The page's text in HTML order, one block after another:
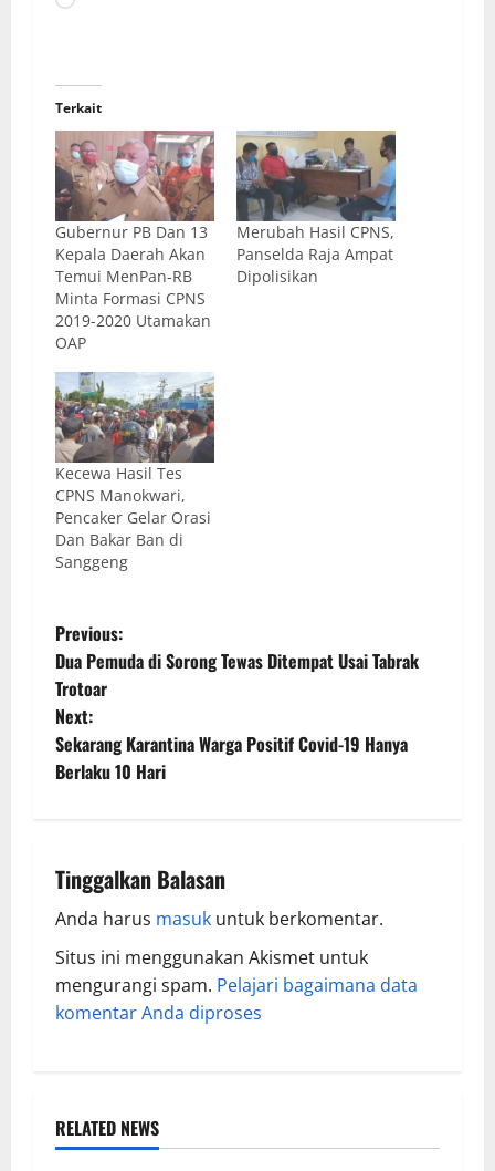
Terkait
Gubernur PB Dan 13
Kepala Daerah Akan
Temui MenPan-RB
Minta Formasi CPNS
2019-2020 Utamakan
OAP
Merubah Hasil CPNS,
Panselda Raja Ampat
Dipolisikan
Kecewa Hasil Tes
CPNS Manokwari,
Pencaker Gelar Orasi
Dan Bakar Ban di
Sanggeng
Previous:
Dua Pemuda di Sorong Tewas Ditempat Usai Tabrak
Trotoar
Next:
Sekarang Karantina Warga Positif Covid-19 Hanya
Berlaku 10 Hari
Tinggalkan Balasan
Anda harus masuk untuk berkomentar.
Situs ini menggunakan Akismet untuk
mengurangi spam. Pelajari bagaimana data
komentar Anda diproses
RELATED NEWS